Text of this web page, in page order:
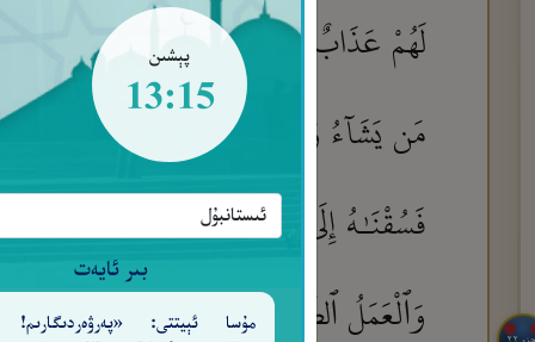
پېشىن
13:15
بىر ئايەت
مۇسا ئېيتتى:
٢٢
لَهُمْ عَذَابٌ شَدِيدٌ ۖ وَٱلَّذِينَ ءَامَنُوا۟
مَن يَشَآءُ وَيَهْدِى مَن يَشَآءُ ۖ فَلَا
فَسُقْنَـٰهُ إِلَىٰ بَلَدٍ مَّيِّتٍ فَأَحْيَيْنَا بِهِ
وَٱلْعَمَلُ ٱلصَّـٰلِحُ يَرْفَعُهُۥ ۚ وَٱلَّذِينَ